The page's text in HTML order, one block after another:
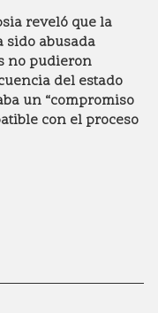
reveló que la
abusada
no pudieron
del estado
un “compromiso
con el proceso